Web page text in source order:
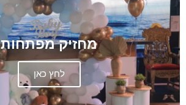
מחזיק מפתחות
לחץ כאן